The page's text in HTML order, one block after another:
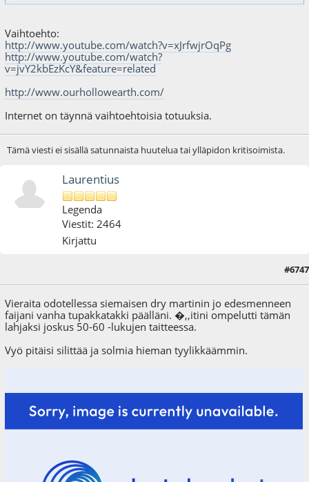
Vaihtoehto:
http://www.youtube.com/watch?v=xJrfwjrOqPg
http://www.youtube.com/watch?
v=jvY2kbEzKcY&feature=related
http://www.ourhollowearth.com/
Internet on täynnä vaihtoehtoisia totuuksia.
Tämä viesti ei sisällä satunnaista huutelua tai ylläpidon kritisoimista.
Laurentius
Legenda
Viestit: 2464
Kirjattu
#6747
Vieraita odotellessa siemaisen dry martinin jo edesmenneen
faijani vanha tupakkatakki päälläni. �,,itini ompelutti tämän
lahjaksi joskus 50-60 -lukujen taitteessa.
Vyö pitäisi silittää ja solmia hieman tyylikkäämmin.